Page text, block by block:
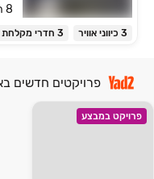
8 חדרים • קומה ‎קרקע‏ • 250 מ״ר
3 כיווני אוויר 3 חדרי מקלחת
פרויקטים חדשים
פרויקט במבצע